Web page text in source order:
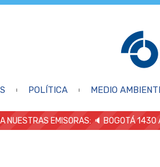
POLÍTICA MEDIO
NUESTRAS EMISORAS: 🔈 BOGOTÁ 1430